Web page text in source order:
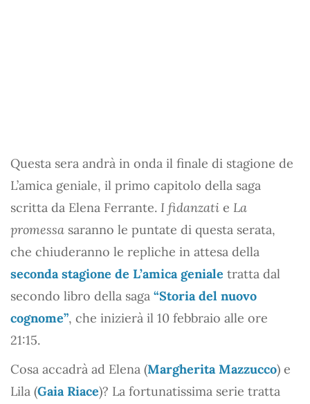
Questa sera andrà in onda il finale di stagione de
L’amica geniale, il primo capitolo della saga
scritta da Elena Ferrante. I fidanzati e La
promessa saranno le puntate di questa serata,
che chiuderanno le repliche in attesa della
seconda stagione de L’amica geniale tratta dal
secondo libro della saga “Storia del nuovo
cognome”, che inizierà il 10 febbraio alle ore
21:15.
Cosa accadrà ad Elena (Margherita Mazzucco) e
Lila (Gaia Riace)? La fortunatissima serie tratta